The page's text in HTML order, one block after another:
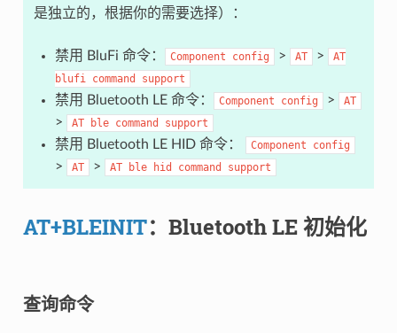
是独立的，根据你的需要选择）：
禁用 BluFi 命令： Component config > AT >
AT
blufi command support
禁用 Bluetooth LE 命令： Component config > AT
> AT ble command support
禁用 Bluetooth LE HID 命令： Component config
> AT > AT ble hid command support
AT+BLEINIT：Bluetooth LE 初始化
查询命令